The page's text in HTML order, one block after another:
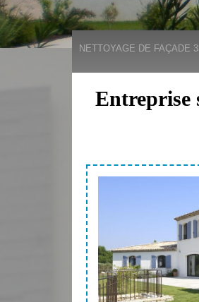
NETTOYAGE DE FAÇADE
Entreprise